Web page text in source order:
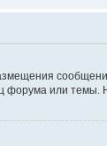
форума или